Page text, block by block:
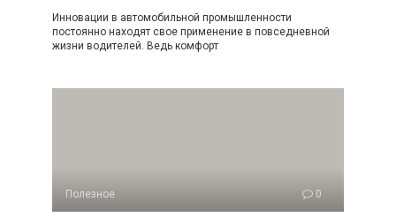
Инновации в автомобильной промышленности
постоянно находят свое применение в повседневной
жизни водителей. Ведь комфорт
Полезное 0